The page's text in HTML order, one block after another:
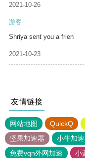
2021-10-26
游客
Shriya sent you a frien
2021-10-23
友情链接
网站地图 QuickQ
坚果加速器
小牛加
免费vqn外网加速
小